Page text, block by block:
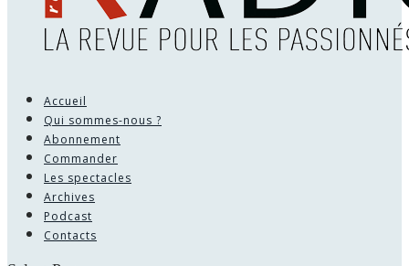
Accueil
Qui sommes-nous ?
Abonnement
Commander
Les spectacles
Archives
Podcast
Contacts